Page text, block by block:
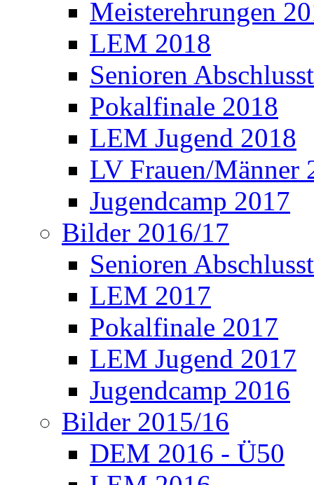
Meisterehrungen
LEM 2018
Senioren
Pokalfinale 2018
LEM Jugend 2018
LV Frauen/Männer
Jugendcamp 2017
Bilder 2016/17
Senioren
LEM 2017
Pokalfinale 2017
LEM Jugend 2017
Jugendcamp 2016
Bilder 2015/16
DEM 2016 - Ü50